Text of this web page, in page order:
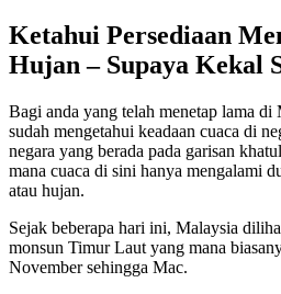
Ketahui Persediaan
Hujan – Supaya Kekal
Bagi anda yang telah menetap lama di
sudah mengetahui keadaan cuaca di
negara yang berada pada garisan
mana cuaca di sini hanya mengalami
atau hujan.
Sejak beberapa hari ini, Malaysia
monsun Timur Laut yang mana
November sehingga Mac.